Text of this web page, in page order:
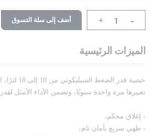
-
+ أضف إلى سلة التسوق
الميزات الرئيسية
تغييرها مرة واحدة سنويًا، وتضمن الأداء الأمثل
- إغلاق محكم،
- طهي سريع بأمان تام،